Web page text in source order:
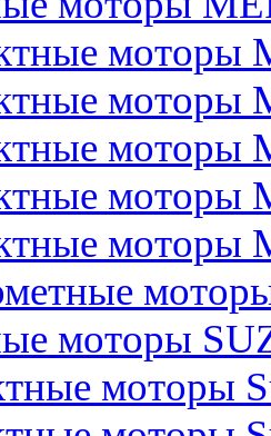
моторы
моторы
моторы
моторы
моторы
моторы
моторы